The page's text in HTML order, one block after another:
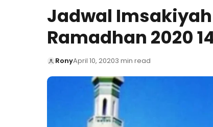
Jadwal
Ramadhan 2020
RonyApril 10, 20203 min read